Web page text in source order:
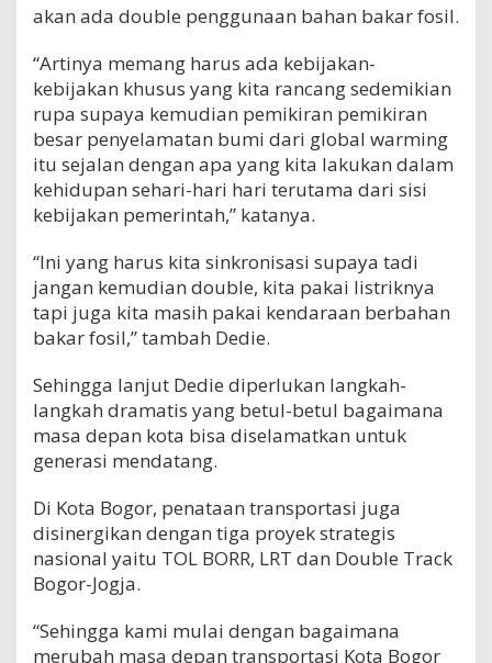
akan ada double penggunaan bahan bakar fosil.
“Artinya memang harus ada kebijakan-
kebijakan khusus yang kita rancang sedemikian
rupa supaya kemudian pemikiran pemikiran
besar penyelamatan bumi dari global warming
itu sejalan dengan apa yang kita lakukan dalam
kehidupan sehari-hari hari terutama dari sisi
kebijakan pemerintah,” katanya.
“Ini yang harus kita sinkronisasi supaya tadi
jangan kemudian double, kita pakai listriknya
tapi juga kita masih pakai kendaraan berbahan
bakar fosil,” tambah Dedie.
Sehingga lanjut Dedie diperlukan langkah-
langkah dramatis yang betul-betul bagaimana
masa depan kota bisa diselamatkan untuk
generasi mendatang.
Di Kota Bogor, penataan transportasi juga
disinergikan dengan tiga proyek strategis
nasional yaitu TOL BORR, LRT dan Double Track
Bogor-Jogja.
“Sehingga kami mulai dengan bagaimana
merubah masa depan transportasi Kota Bogor